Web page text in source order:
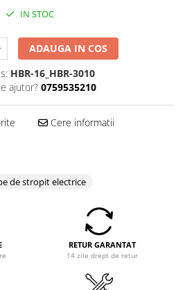
IN STOC
ADAUGA IN COS
HBR-16_HBR-3010
ajutor? 0759535210
Cere informatii
de stropit electrice
RETUR GARANTAT
14 zile drept de retur